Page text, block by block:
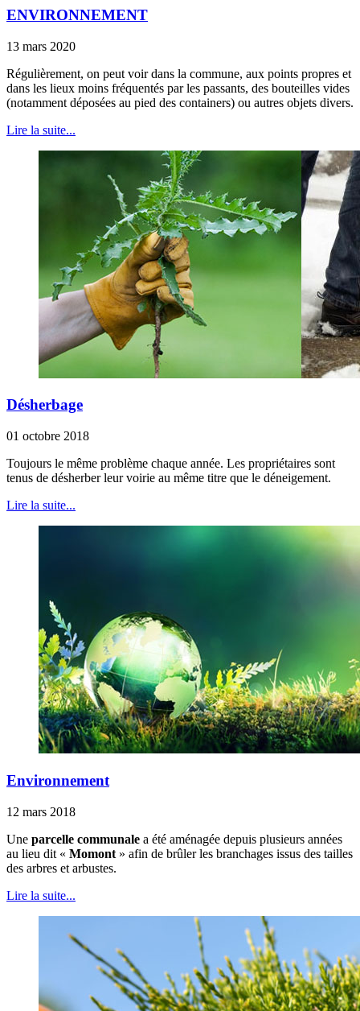
ENVIRONNEMENT
13 mars 2020
Régulièrement, on peut voir dans la commune, aux points propres et
dans les lieux moins fréquentés par les passants, des bouteilles vides
(notamment déposées au pied des containers) ou autres objets divers.
Lire la suite...
Désherbage
01 octobre 2018
Toujours le même problème chaque année. Les propriétaires sont
tenus de désherber leur voirie au même titre que le déneigement.
Lire la suite...
Environnement
12 mars 2018
Une parcelle communale a été aménagée depuis plusieurs années
au lieu dit « Momont » afin de brûler les branchages issus des tailles
des arbres et arbustes.
Lire la suite...